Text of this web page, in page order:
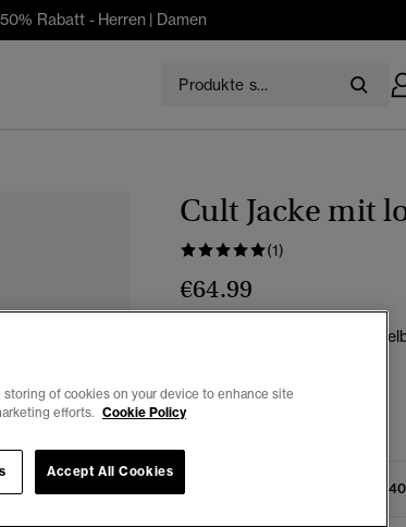
Rabatt - Herren | Damen
Cult Jacke mit
(1)
€64.99
Kaffeebraun/
40
storing of cookies on your device to enhance site
efforts. Cookie Policy
Accept All Cookies